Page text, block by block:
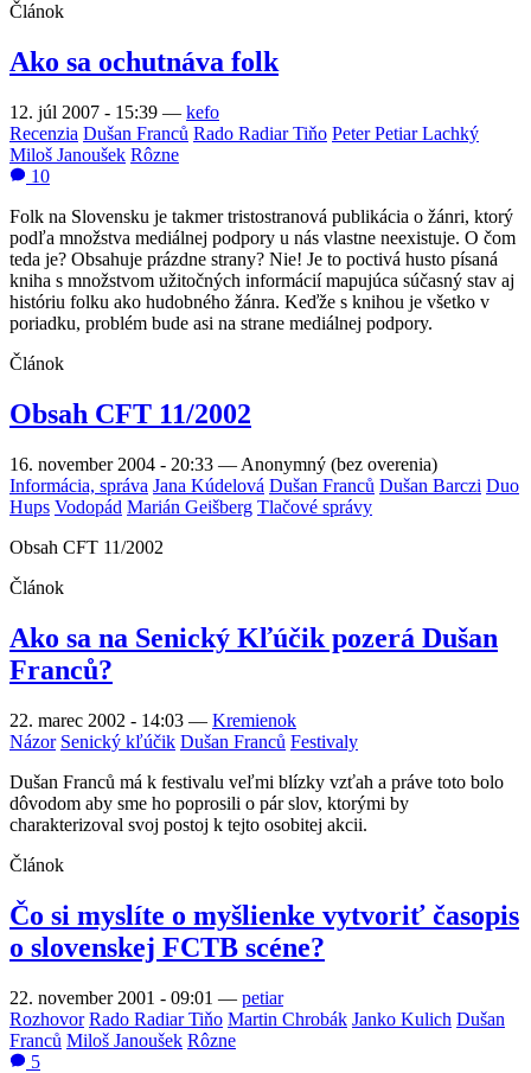
Článok
Ako sa ochutnáva folk
12. júl 2007 - 15:39 — kefo
Recenzia Dušan Franců Rado Radiar Tiňo Peter Petiar Lachký
Miloš Janoušek Rôzne
10
Folk na Slovensku je takmer tristostranová publikácia o žánri, ktorý
podľa množstva mediálnej podpory u nás vlastne neexistuje. O čom
teda je? Obsahuje prázdne strany? Nie! Je to poctivá husto písaná
kniha s množstvom užitočných informácií mapujúca súčasný stav aj
históriu folku ako hudobného žánra. Keďže s knihou je všetko v
poriadku, problém bude asi na strane mediálnej podpory.
Článok
Obsah CFT 11/2002
16. november 2004 - 20:33 — Anonymný (bez overenia)
Informácia, správa Jana Kúdelová Dušan Franců Dušan Barczi Duo
Hups Vodopád Marián Geišberg Tlačové správy
Obsah CFT 11/2002
Článok
Ako sa na Senický Kľúčik pozerá Dušan
Franců?
22. marec 2002 - 14:03 — Kremienok
Názor Senický kľúčik Dušan Franců Festivaly
Dušan Franců má k festivalu veľmi blízky vzťah a práve toto bolo
dôvodom aby sme ho poprosili o pár slov, ktorými by
charakterizoval svoj postoj k tejto osobitej akcii.
Článok
Čo si myslíte o myšlienke vytvoriť časopis
o slovenskej FCTB scéne?
22. november 2001 - 09:01 — petiar
Rozhovor Rado Radiar Tiňo Martin Chrobák Janko Kulich Dušan
Franců Miloš Janoušek Rôzne
5